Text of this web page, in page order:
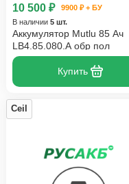
10 500 ₽
9900 ₽ + БУ
В наличии 5 шт.
Аккумулятор Mutlu 85 Ач
LB4.85.080.A обр пол
Купить
Ceil